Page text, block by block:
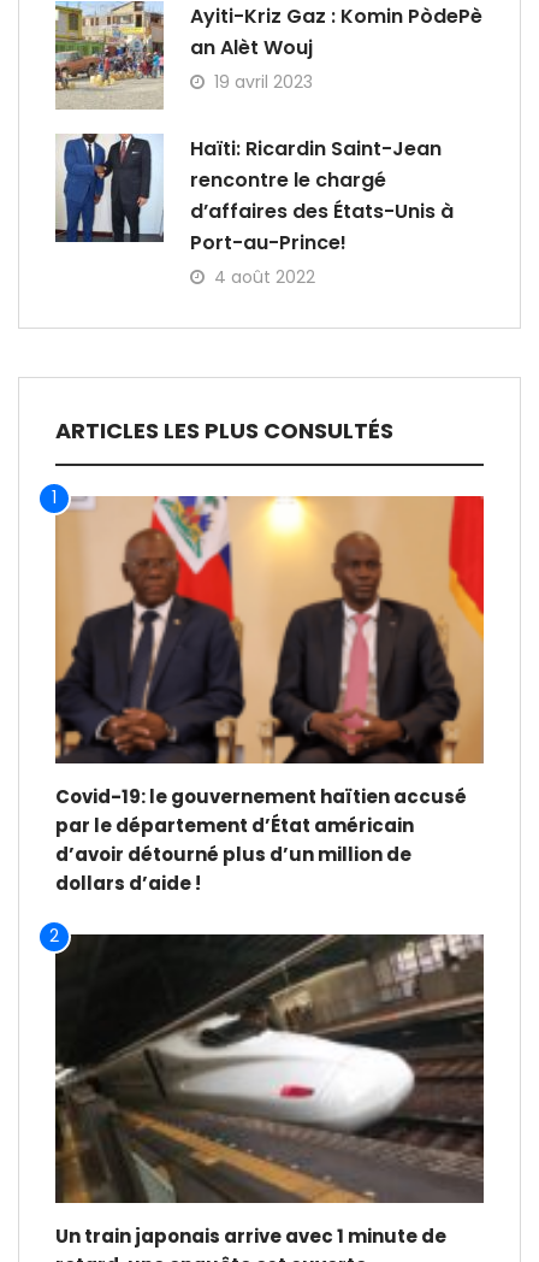
Ayiti-Kriz Gaz : Komin PòdePè
an Alèt Wouj
19 avril 2023
Haïti: Ricardin Saint-Jean
rencontre le chargé
d’affaires des États-Unis à
Port-au-Prince!
4 août 2022
ARTICLES LES PLUS CONSULTÉS
1
Covid-19: le gouvernement haïtien accusé
par le département d’État américain
d’avoir détourné plus d’un million de
dollars d’aide !
2
Un train japonais arrive avec 1 minute de